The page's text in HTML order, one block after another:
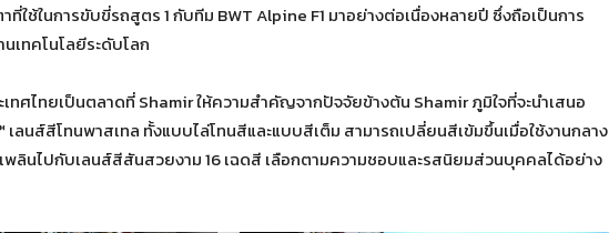
ใช้ในการขับขี่รถสูตร 1 กับทีม BWT Alpine F1 มาอย่างต่อเนื่องหลายปี ซึ่งถือเป็นการ
เทคโนโลยีระดับโลก
ศไทยเป็นตลาดที่ Shamir ให้ความสำคัญจากปัจจัยข้างต้น Shamir ภูมิใจที่จะนำเสนอ
ลนส์สีโทนพาสเทล ทั้งแบบไล่โทนสีและแบบสีเต็ม สามารถเปลี่ยนสีเข้มขึ้นเมื่อใช้งานกลาง
เพลินไปกับเลนส์สีสันสวยงาม 16 เฉดสี เลือกตามความชอบและรสนิยมส่วนบุคคลได้อย่าง